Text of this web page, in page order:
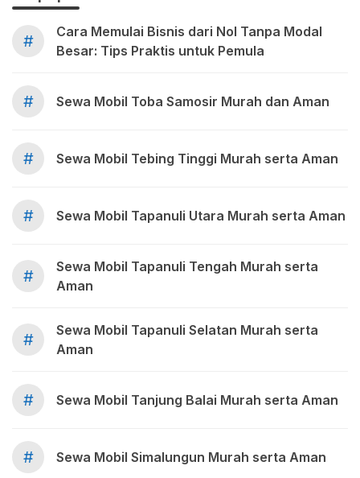
#
Cara Memulai Bisnis dari Nol Tanpa Modal
Besar: Tips Praktis untuk Pemula
# Sewa Mobil Toba Samosir Murah dan Aman
# Sewa Mobil Tebing Tinggi Murah serta Aman
# Sewa Mobil Tapanuli Utara Murah serta Aman
#
Sewa Mobil Tapanuli Tengah Murah serta
Aman
#
Sewa Mobil Tapanuli Selatan Murah serta
Aman
# Sewa Mobil Tanjung Balai Murah serta Aman
# Sewa Mobil Simalungun Murah serta Aman